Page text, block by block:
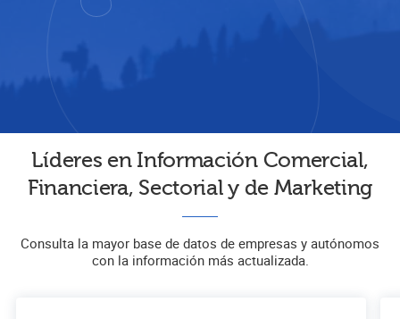
Líderes en Información Comercial,
Financiera, Sectorial y de Marketing
Consulta la mayor base de datos de empresas y autónomos
con la información más actualizada.